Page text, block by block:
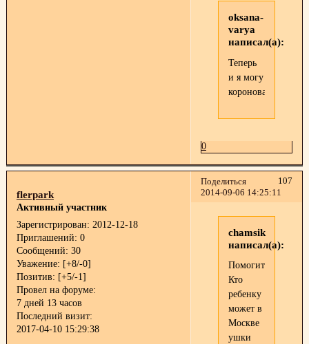
oksana-
varya
написал(а):
Теперь
и я могу
короновать))))
0
Поделиться
107
2014-09-06 14:25:11
flerpark
Активный участник
Зарегистрирован: 2012-12-18
Приглашений: 0
Сообщений: 30
Уважение: [+8/-0]
Позитив: [+5/-1]
Провел на форуме:
7 дней 13 часов
Последний визит:
2017-04-10 15:29:38
chamsik
написал(а):
Помогите!!!
Кто
ребенку
может в
Москве
ушки